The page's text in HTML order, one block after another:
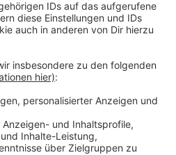
können laut Fraktionsantrag
werden. Der geplante
sei in Gefahr. Wegen der
das BIS bei der letzten
der Besucher begrenzen.